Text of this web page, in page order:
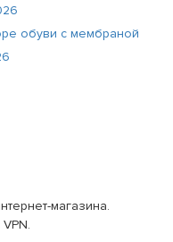
обуви с мембраной
магазина.